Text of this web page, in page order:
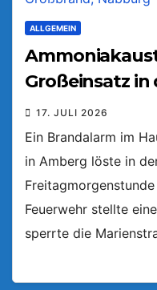
ALLGEMEIN
Großeinsatz in
17. JULI 2026
Ein Brandalarm im
in Amberg löste in
Feuerwehr stellte
sperrte die